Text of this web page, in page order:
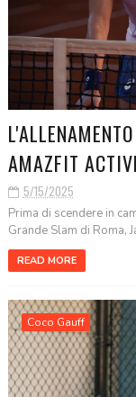
AMAZFIT
5/15/2025
Prima di scendere in
Grande Slam di Roma,
READ MORE
Coco Gauff